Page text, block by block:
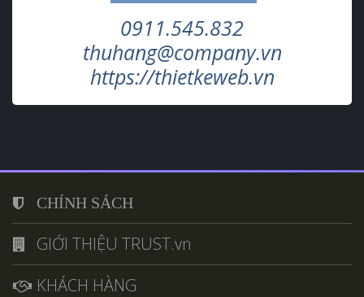
0911.545.832
thuhang@company.vn
https://thietkeweb.vn
CHÍNH SÁCH
GIỚI THIỆU TRUST.vn
KHÁCH HÀNG